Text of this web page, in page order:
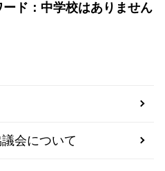
ド：中学校はありません
会について